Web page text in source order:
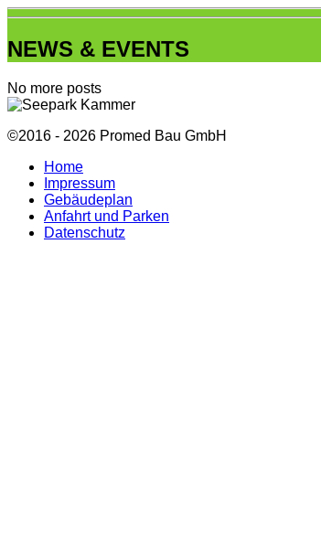
NEWS & EVENTS
No more posts
©2016 - 2026 Promed Bau GmbH
Home
Impressum
Gebäudeplan
Anfahrt und Parken
Datenschutz